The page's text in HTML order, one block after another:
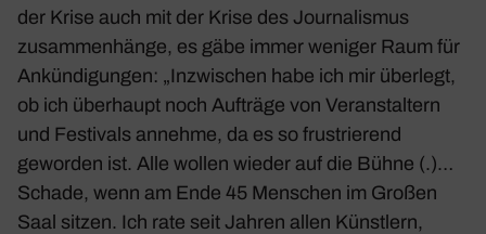
der Krise auch mit der Krise des Jour­na­lismus
zusam­men­hänge, es gäbe immer weniger Raum für
Ankün­di­gungen: „Inzwi­schen habe ich mir über­legt,
ob ich über­haupt noch Aufträge von Veran­stal­tern
und Festi­vals annehme, da es so frus­trie­rend
geworden ist. Alle wollen wieder auf die Bühne (.)…
Schade, wenn am Ende 45 Menschen im Großen
Saal sitzen. Ich rate seit Jahren allen Künst­lern,